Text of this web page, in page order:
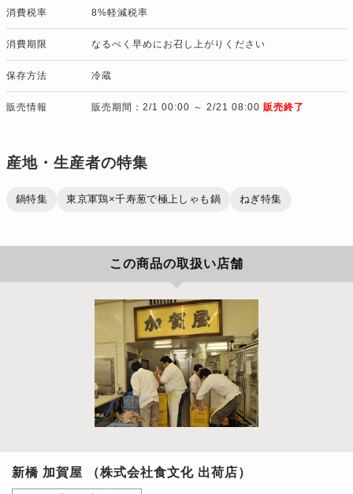
消費税率 8%軽減税率
消費期限 なるべく早めにお召し上がりください
保存方法 冷蔵
販売情報 販売期間：2/1 00:00 ～ 2/21 08:00 販売終了
産地・生産者の特集
鍋特集 東京軍鶏×千寿葱で極上しゃも鍋 ねぎ特集
この商品の取扱い店舗
新橋 加賀屋 （株式会社食文化 出荷店）